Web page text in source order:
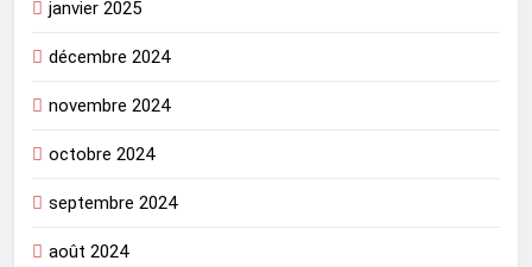
janvier 2025
décembre 2024
novembre 2024
octobre 2024
septembre 2024
août 2024